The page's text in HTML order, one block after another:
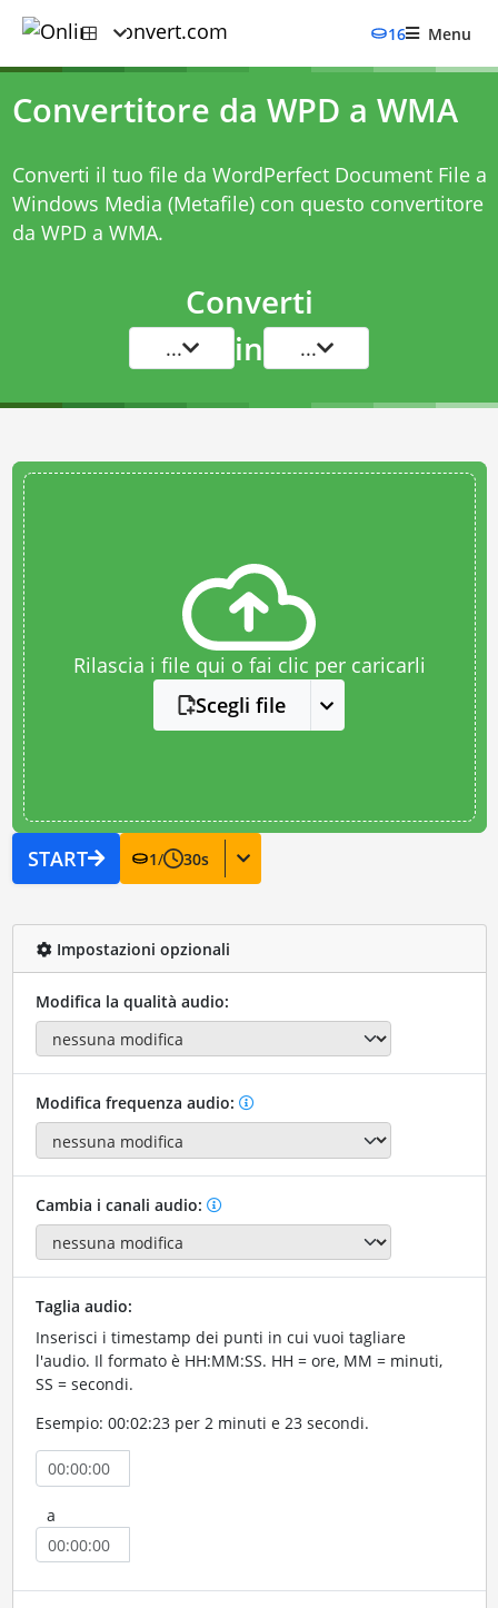
16 Menu
Convertitore da WPD a WMA
Converti il tuo file da WordPerfect Document File a
Windows Media (Metafile) con questo convertitore
da WPD a WMA.
Converti
... in ...
Rilascia i file qui o fai clic per caricarli
Scegli file
START 1/ 30s
Impostazioni opzionali
Modifica la qualità audio:
Modifica frequenza audio:
Cambia i canali audio:
Taglia audio:
Inserisci i timestamp dei punti in cui vuoi tagliare
l'audio. Il formato è HH:MM:SS. HH = ore, MM = minuti,
SS = secondi.
Esempio: 00:02:23 per 2 minuti e 23 secondi.
a